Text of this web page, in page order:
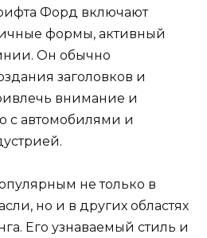
Форд включают
формы, активный
Он обычно
заголовков и
внимание и
с автомобилями и
не только в
но и в других областях
Его узнаваемый стиль и